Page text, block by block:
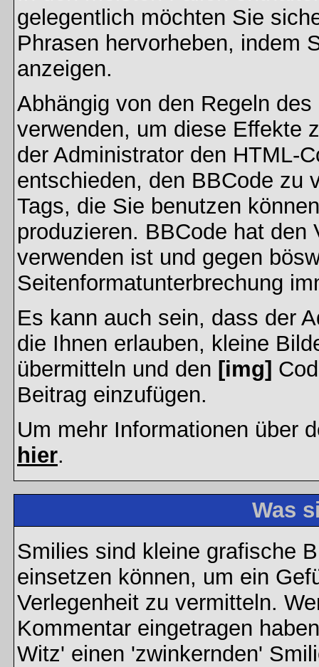
gelegentlich möchten Sie
Phrasen hervorheben, indem
anzeigen.
Abhängig von den Regeln
verwenden, um diese Effekte
der Administrator den HTML-
entschieden, den BBCode zu
Tags, die Sie benutzen
produzieren. BBCode hat
verwenden ist und gegen
Seitenformatunterbrechung
Es kann auch sein, dass der
die Ihnen erlauben, kleine
übermitteln und den [img]
Beitrag einzufügen.
Um mehr Informationen über
hier.
Was
Smilies sind kleine grafische
einsetzen können, um ein
Verlegenheit zu vermitteln.
Kommentar eingetragen
Witz' einen 'zwinkernden'